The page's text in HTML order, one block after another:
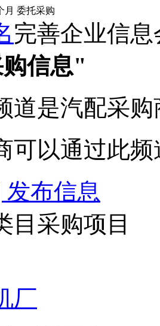
月 委托采购
完善企业信
信息"
道是汽配采
可以通过此
发布信息
目采购项目
厂